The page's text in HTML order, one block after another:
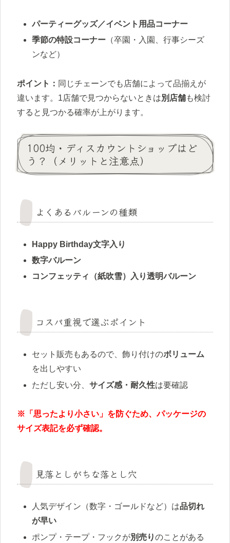
パーティーグッズ／イベント用品コーナー
季節の特設コーナー （卒園・入園、行事シーズ
ンなど）
ポイント： 同じチェーンでも店舗によって品揃えが
違います。1店舗で見つからないときは別店舗も検討
すると見つかる確率が上がります。
100均・ディスカウントショップはど
う？（メリットと注意点）
よくあるバルーンの種類
Happy Birthday文字入り
数字バルーン
コンフェッティ（紙吹雪）入り透明バルーン
コスパ重視で選ぶポイント
セット販売もあるので、飾り付けのボリューム
を出しやすい
ただし安い分、サイズ感・耐久性は要確認
※「思ったより小さい」を防ぐため、パッケージの
サイズ表記を必ず確認。
見落としがちな落とし穴
人気デザイン（数字・ゴールドなど）は品切れ
が早い
ポンプ・テープ・フックが別売りのことがある